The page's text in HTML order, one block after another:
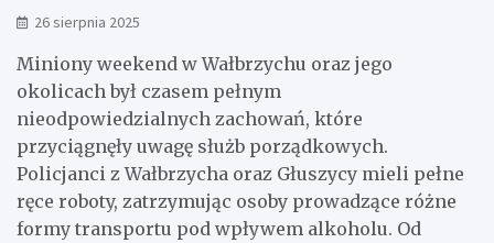
26 sierpnia 2025
Miniony weekend w Wałbrzychu oraz jego
okolicach był czasem pełnym
nieodpowiedzialnych zachowań, które
przyciągnęły uwagę służb porządkowych.
Policjanci z Wałbrzycha oraz Głuszycy mieli pełne
ręce roboty, zatrzymując osoby prowadzące różne
formy transportu pod wpływem alkoholu. Od